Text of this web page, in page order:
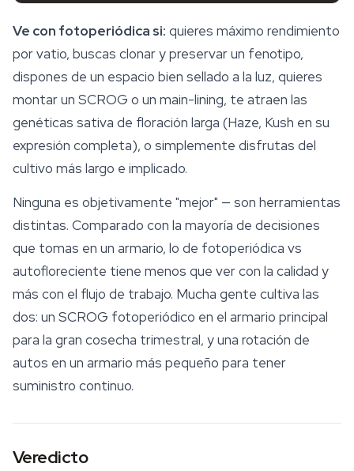
Ve con fotoperiódica si: quieres máximo rendimiento
por vatio, buscas clonar y preservar un fenotipo,
dispones de un espacio bien sellado a la luz, quieres
montar un SCROG o un main-lining, te atraen las
genéticas sativa de floración larga (Haze, Kush en su
expresión completa), o simplemente disfrutas del
cultivo más largo e implicado.
Ninguna es objetivamente "mejor" — son herramientas
distintas. Comparado con la mayoría de decisiones
que tomas en un armario, lo de fotoperiódica vs
autofloreciente tiene menos que ver con la calidad y
más con el flujo de trabajo. Mucha gente cultiva las
dos: un SCROG fotoperiódico en el armario principal
para la gran cosecha trimestral, y una rotación de
autos en un armario más pequeño para tener
suministro continuo.
Veredicto